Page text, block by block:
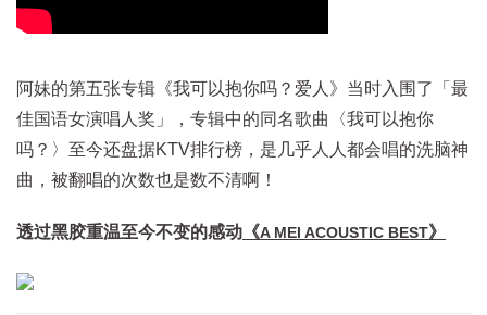
阿妹的第五张专辑《我可以抱你吗？爱人》当时入围了「最
佳国语女演唱人奖」，专辑中的同名歌曲〈我可以抱你
吗？〉至今还盘据KTV排行榜，是几乎人人都会唱的洗脑神
曲，被翻唱的次数也是数不清啊！
透过黑胶重温至今不变的感动 《A MEI ACOUSTIC BEST》